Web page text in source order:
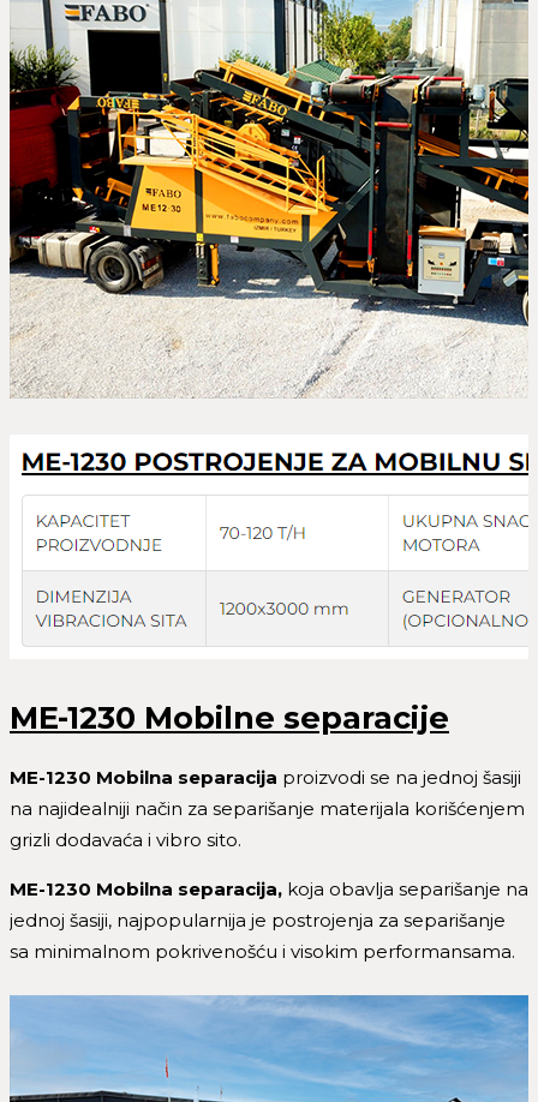
ME-1230 Mobilne separacije
ME-1230 Mobilna separacija proizvodi se na jednoj šasiji
na najidealniji način za separišanje materijala korišćenjem
grizli dodavaća i vibro sito.
ME-1230 Mobilna separacija, koja obavlja separišanje na
jednoj šasiji, najpopularnija je postrojenja za separišanje
sa minimalnom pokrivenošću i visokim performansama.